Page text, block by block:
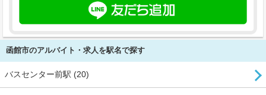
函館市のアルバイト・求人を駅名で探す
バスセンター前駅 (20)